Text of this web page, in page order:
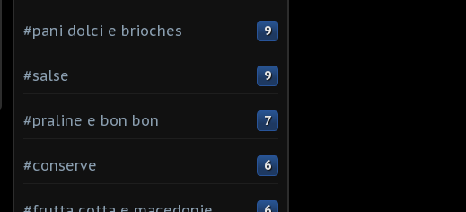
#pani dolci e brioches 9
#salse 9
#praline e bon bon 7
#conserve 6